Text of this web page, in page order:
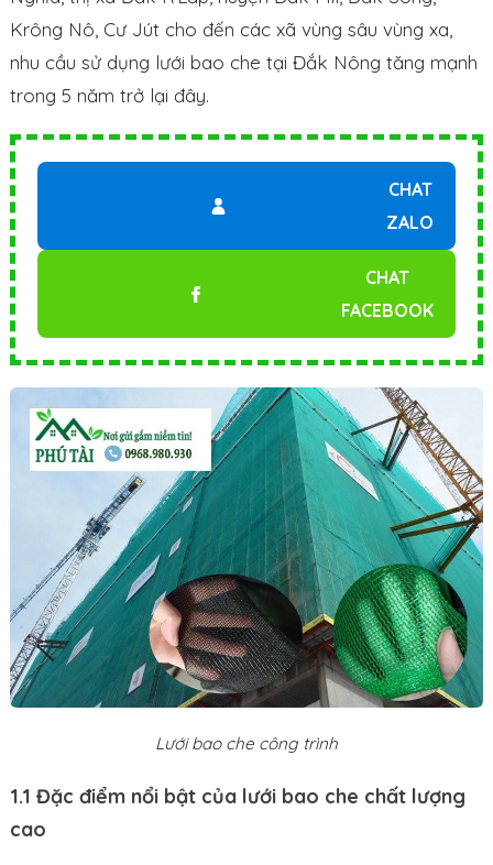
Krông Nô, Cư Jút cho đến các xã vùng sâu vùng xa,
nhu cầu sử dụng lưới bao che tại Đắk Nông tăng mạnh
trong 5 năm trở lại đây.
CHAT
ZALO
CHAT
FACEBOOK
Lưới bao che công trình
1.1 Đặc điểm nổi bật của lưới bao che chất lượng
cao